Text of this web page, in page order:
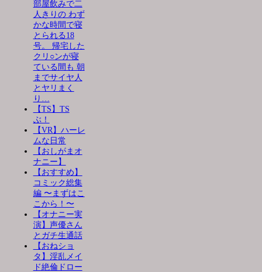
部屋飲みで二
人きりの わず
かな時間で寝
とられる18
号。 帰宅した
クリ○ンが寝
ている間も 朝
までサイヤ人
とヤリまく
り…
【TS】TS
ぶ！
【VR】ハーレ
ムな日常
【おしがまオ
ナニー】
【おすすめ】
コミック総集
編 〜まずはこ
こから！〜
【オナニー実
演】声優さん
とガチ生通話
【おねショ
タ】淫乱メイ
ド絶倫ドロー